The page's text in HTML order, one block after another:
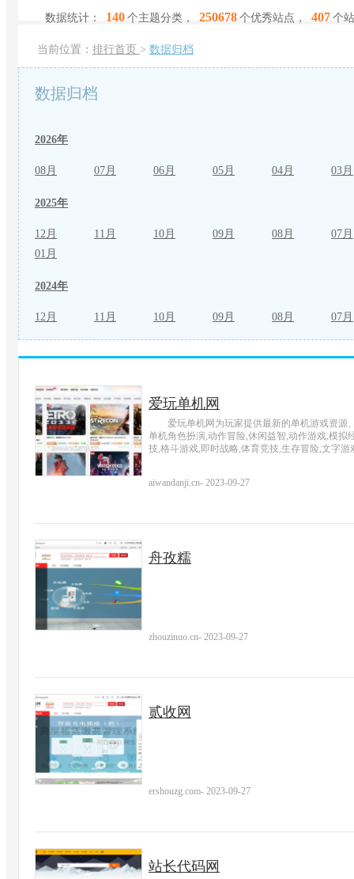
数据统计： 140 个主题分类， 250678 个优秀站点， 407 个
当前位置： 排行首页 > 数据归档
数据归档
2026年
08月 07月 06月 05月 04月 03月
2025年
12月 11月 10月 09月 08月
07月
01月
2024年
12月 11月 10月 09月 08月 07月
爱玩单机网
爱玩单机网为玩家提供最新的单机游戏资源
单机角色扮演,动作冒险,休闲益智,动作游戏,模拟
技,格斗游戏,即时战略,体育竞技,生存冒险,文字
aiwandanji.cn- 2023-09-27
舟孜糯
zhouzinuo.cn- 2023-09-27
贰收网
ershouzg.com- 2023-09-27
站长代码网